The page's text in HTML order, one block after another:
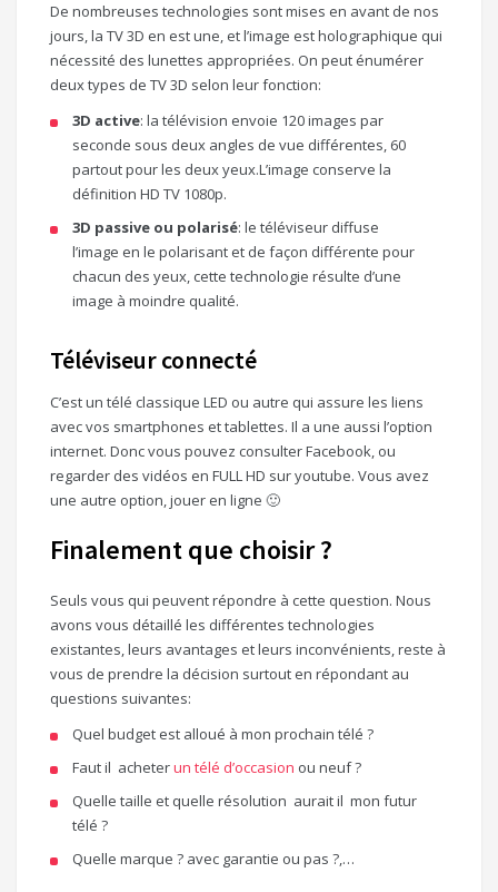
De nombreuses technologies sont mises en avant de nos
jours, la TV 3D en est une, et l’image est holographique qui
nécessité des lunettes appropriées. On peut énumérer
deux types de TV 3D selon leur fonction:
3D active: la télévision envoie 120 images par
seconde sous deux angles de vue différentes, 60
partout pour les deux yeux.L’image conserve la
définition HD TV 1080p.
3D passive ou polarisé: le téléviseur diffuse
l’image en le polarisant et de façon différente pour
chacun des yeux, cette technologie résulte d’une
image à moindre qualité.
Téléviseur connecté
C’est un télé classique LED ou autre qui assure les liens
avec vos smartphones et tablettes. Il a une aussi l’option
internet. Donc vous pouvez consulter Facebook, ou
regarder des vidéos en FULL HD sur youtube. Vous avez
une autre option, jouer en ligne 🙂
Finalement que choisir ?
Seuls vous qui peuvent répondre à cette question. Nous
avons vous détaillé les différentes technologies
existantes, leurs avantages et leurs inconvénients, reste à
vous de prendre la décision surtout en répondant au
questions suivantes:
Quel budget est alloué à mon prochain télé ?
Faut il acheterun télé d’occasion ou neuf ?
Quelle taille et quelle résolution aurait il mon futur
télé ?
Quelle marque ? avec garantie ou pas ?,…